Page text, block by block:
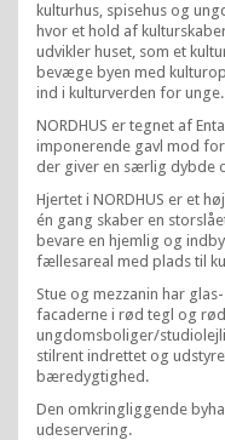
kulturhus, spisehus og
hvor et hold af
udvikler huset, som et
bevæge byen med
ind i kulturverden for unge.
NORDHUS er tegnet af
imponerende gavl mod
der giver en særlig dybde
Hjertet i NORDHUS er et
én gang skaber en
bevare en hjemlig og
fællesareal med plads til
Stue og mezzanin har
facaderne i rød tegl og
ungdomsboliger/
stilrent indrettet og
bæredygtighed.
Den omkringliggende
udeservering.